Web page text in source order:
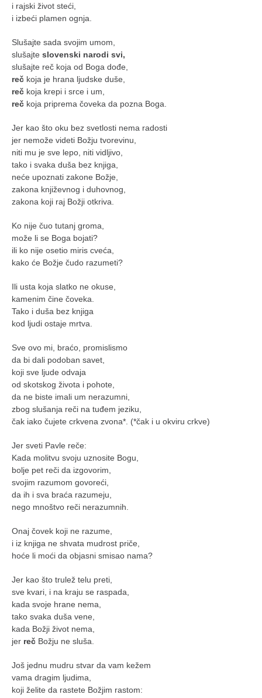
i rajski život steći,
i izbeći plamen ognja.
Slušajte sada svojim umom,
slušajte slovenski narodi svi,
slušajte reč koja od Boga dođe,
reč koja je hrana ljudske duše,
reč koja krepi i srce i um,
reč koja priprema čoveka da pozna Boga.
Jer kao što oku bez svetlosti nema radosti
jer nemože videti Božju tvorevinu,
niti mu je sve lepo, niti vidljivo,
tako i svaka duša bez knjiga,
neće upoznati zakone Božje,
zakona književnog i duhovnog,
zakona koji raj Božji otkriva.
Ko nije čuo tutanj groma,
može li se Boga bojati?
ili ko nije osetio miris cveća,
kako će Božje čudo razumeti?
Ili usta koja slatko ne okuse,
kamenim čine čoveka.
Tako i duša bez knjiga
kod ljudi ostaje mrtva.
Sve ovo mi, braćo, promislismo
da bi dali podoban savet,
koji sve ljude odvaja
od skotskog života i pohote,
da ne biste imali um nerazumni,
zbog slušanja reči na tuđem jeziku,
čak iako čujete crkvena zvona*. (*čak i u okviru crkve)
Jer sveti Pavle reče:
Kada molitvu svoju uznosite Bogu,
bolje pet reči da izgovorim,
svojim razumom govoreći,
da ih i sva braća razumeju,
nego mnoštvo reči nerazumnih.
Onaj čovek koji ne razume,
i iz knjiga ne shvata mudrost priče,
hoće li moći da objasni smisao nama?
Jer kao što trulež telu preti,
sve kvari, i na kraju se raspada,
kada svoje hrane nema,
tako svaka duša vene,
kada Božji život nema,
jer reč Božju ne sluša.
Još jednu mudru stvar da vam kežem
vama dragim ljudima,
koji želite da rastete Božjim rastom: